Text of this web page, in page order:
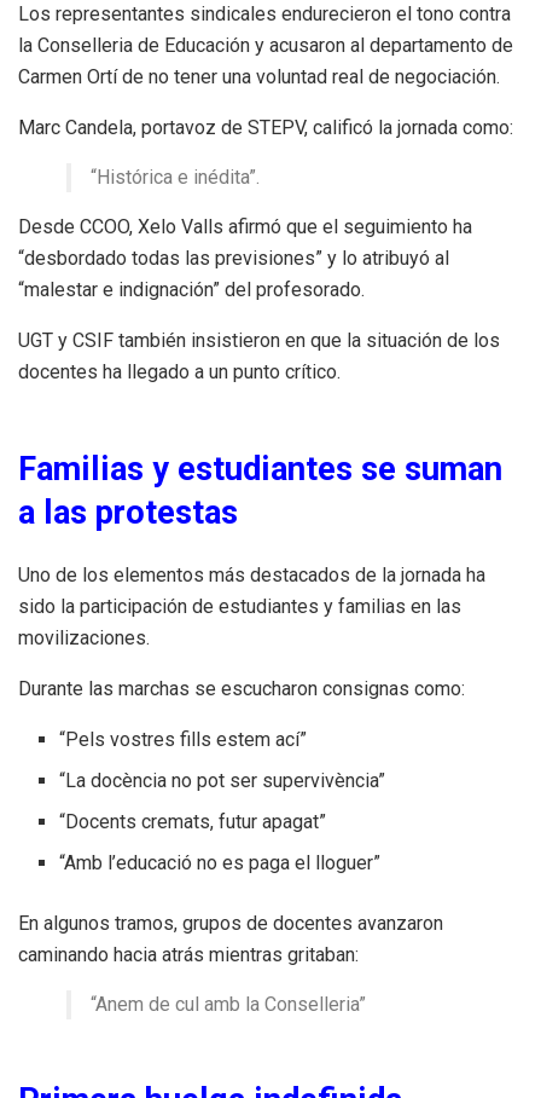
Los representantes sindicales endurecieron el tono contra
la Conselleria de Educación y acusaron al departamento de
Carmen Ortí de no tener una voluntad real de negociación.
Marc Candela, portavoz de STEPV, calificó la jornada como:
“Histórica e inédita”.
Desde CCOO, Xelo Valls afirmó que el seguimiento ha
“desbordado todas las previsiones” y lo atribuyó al
“malestar e indignación” del profesorado.
UGT y CSIF también insistieron en que la situación de los
docentes ha llegado a un punto crítico.
Familias y estudiantes se suman
a las protestas
Uno de los elementos más destacados de la jornada ha
sido la participación de estudiantes y familias en las
movilizaciones.
Durante las marchas se escucharon consignas como:
“Pels vostres fills estem ací”
“La docència no pot ser supervivència”
“Docents cremats, futur apagat”
“Amb l’educació no es paga el lloguer”
En algunos tramos, grupos de docentes avanzaron
caminando hacia atrás mientras gritaban:
“Anem de cul amb la Conselleria”